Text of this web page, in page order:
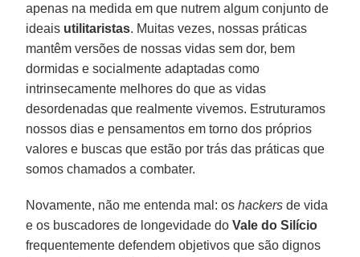
apenas na medida em que nutrem algum conjunto de
ideais utilitaristas. Muitas vezes, nossas práticas
mantêm versões de nossas vidas sem dor, bem
dormidas e socialmente adaptadas como
intrinsecamente melhores do que as vidas
desordenadas que realmente vivemos. Estruturamos
nossos dias e pensamentos em torno dos próprios
valores e buscas que estão por trás das práticas que
somos chamados a combater.
Novamente, não me entenda mal: oshackers de vida
e os buscadores de longevidade do Vale do Silício
frequentemente defendem objetivos que são dignos